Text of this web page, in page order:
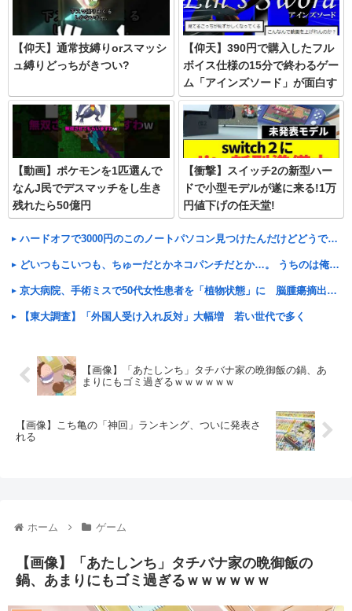
【仰天】通常技縛りorスマッシ
ュ縛りどっちがきつい?
【仰天】390円で購入したフル
ボイス仕様の15分で終わるゲー
ム「アインズソード」が面白す
ぎる件について
【動画】ポケモンを1匹選んで
なんJ民でデスマッチをし生き
残れたら50億円
【衝撃】スイッチ2の新型ハー
ドで小型モデルが遂に来る!1万
円値下げの任天堂!
ハードオフで3000円のこのノートパソコン見つけたんだけどどうですか？
どいつもこいつも、ちゅーだとかネコパンチだとか…。 うちのは俺を起こすとき、手足の指を噛みますが何か。【再】
京大病院、手術ミスで50代女性患者を「植物状態」に 脳腫瘍摘出手術で腫瘍の無い部位を摘出してしまう
【東大調査】「外国人受け入れ反対」大幅増 若い世代で多く
【画像】「あたしンち」タチバナ家の晩御飯の鍋、あ
まりにもゴミ過ぎるｗｗｗｗｗｗ
【画像】こち亀の「神回」ランキング、ついに発表さ
れる
ホーム ゲーム
【画像】「あたしンち」タチバナ家の晩御飯の
鍋、あまりにもゴミ過ぎるｗｗｗｗｗｗ